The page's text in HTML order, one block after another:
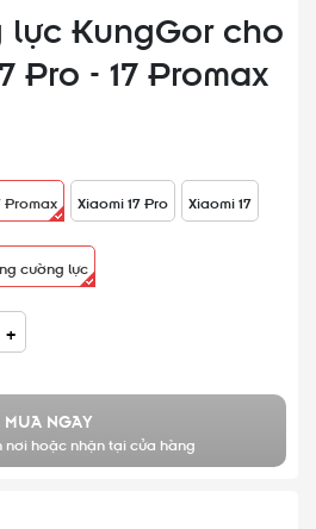
KungGor cho
Pro - 17 Promax
Promax Xiaomi 17 Pro Xiaomi 17
cường lực
+
MUA NGAY
hoặc nhận tại cửa hàng